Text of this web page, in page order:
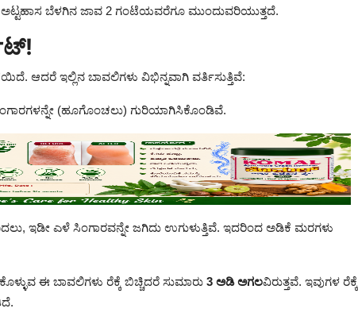
ಅಟ್ಟಹಾಸ ಬೆಳಗಿನ ಜಾವ 2 ಗಂಟೆಯವರೆಗೂ ಮುಂದುವರಿಯುತ್ತದೆ.
ಆದರೆ ಇಲ್ಲಿನ ಬಾವಲಿಗಳು ವಿಭಿನ್ನವಾಗಿ ವರ್ತಿಸುತ್ತಿವೆ:
(ಹೂಗೊಂಚಲು) ಗುರಿಯಾಗಿಸಿಕೊಂಡಿವೆ.
ಇಡೀ ಎಳೆ ಸಿಂಗಾರವನ್ನೇ ಜಗಿದು ಉಗುಳುತ್ತಿವೆ. ಇದರಿಂದ ಅಡಿಕೆ ಮರಗಳು
ಈ ಬಾವಲಿಗಳು ರೆಕ್ಕೆ ಬಿಚ್ಚಿದರೆ ಸುಮಾರು 3 ಅಡಿ ಅಗಲವಿರುತ್ತವೆ. ಇವುಗಳ ರೆಕ್ಕೆ